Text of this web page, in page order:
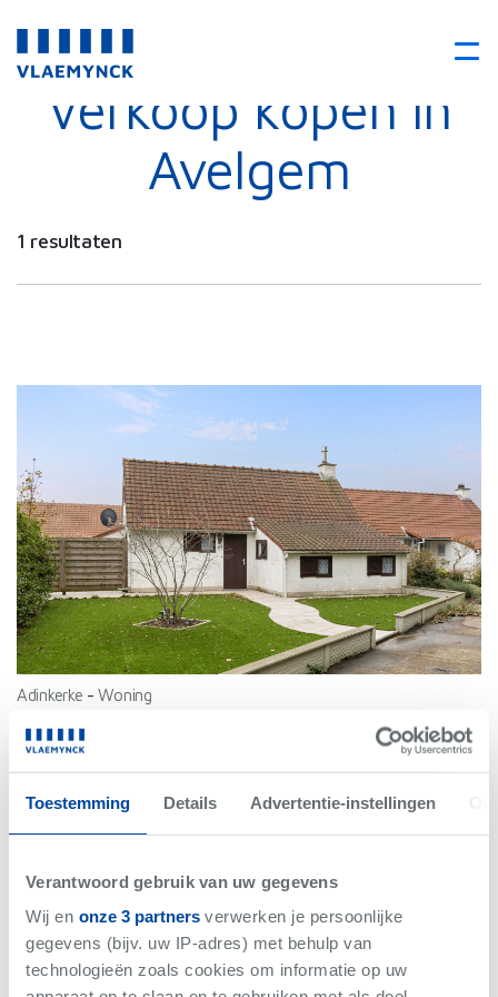
Toestemming Details Advertentie-instellingen
Verantwoord gebruik van uw gegevens
Wij en onze 3 partnersverwerken je persoonlijke
gegevens (bijv. uw IP-adres) met behulp van
technologieën zoals cookies om informatie op uw
Verkoop kopen in
Avelgem
1 resultaten
Adinkerke -Woning
€197.000
Bew. Opp. 78 m²
Net gemist